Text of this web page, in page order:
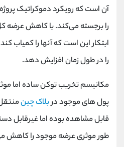
آن است که رویکرد دموکراتیک
ابتکار این است که آنها را کمیاب
را در طول زمان افزایش دهد.
مکانیسم تخریب توکن ساده اما
پول ‌های موجود دربلاک چین
قابل مشاهده بوده اما غیرقابل
طور موثری عرضه موجود را کاهش